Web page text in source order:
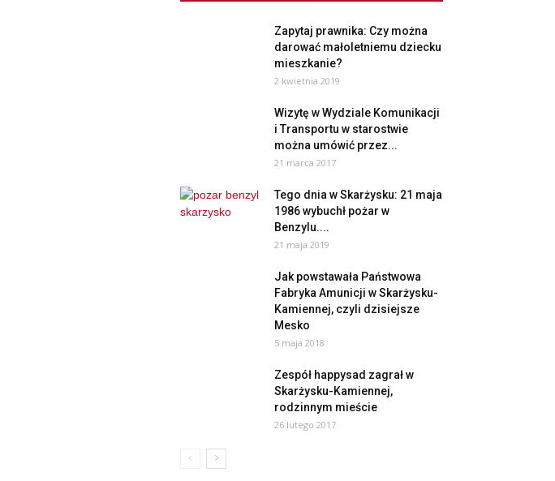
Zapytaj prawnika: Czy można
darować małoletniemu dziecku
mieszkanie?
2 kwietnia 2019
Wizytę w Wydziale Komunikacji
i Transportu w starostwie
można umówić przez...
21 marca 2017
Tego dnia w Skarżysku: 21 maja
1986 wybuchł pożar w
Benzylu....
21 maja 2019
Jak powstawała Państwowa
Fabryka Amunicji w Skarżysku-
Kamiennej, czyli dzisiejsze
Mesko
5 maja 2018
Zespół happysad zagrał w
Skarżysku-Kamiennej,
rodzinnym mieście
26 lutego 2017